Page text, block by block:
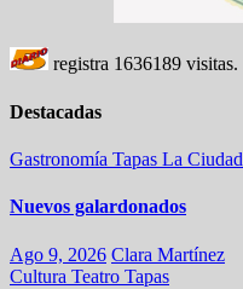
registra 1636189 visitas.
Destacadas
Gastronomía Tapas La Ciudad
Nuevos galardonados
Ago 9, 2026 Clara Martínez
Cultura Teatro Tapas